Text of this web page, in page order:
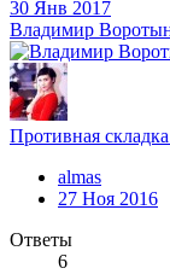
30 Янв 2017
Владимир
Противная
almas
27 Ноя 2016
Ответы
6